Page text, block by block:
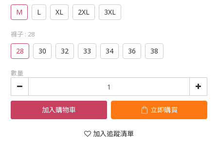
M L XL 2XL 3XL
褲子 : 28
28 30 32 33 34 36 38
數量
加入購物車 立即購買
加入追蹤清單